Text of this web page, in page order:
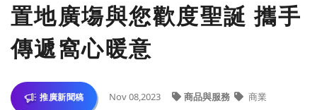
置地廣塲與您歡度聖誕 攜手
傳遞窩心暖意
推廣新聞稿 Nov 08,2023 商品與服務 商業